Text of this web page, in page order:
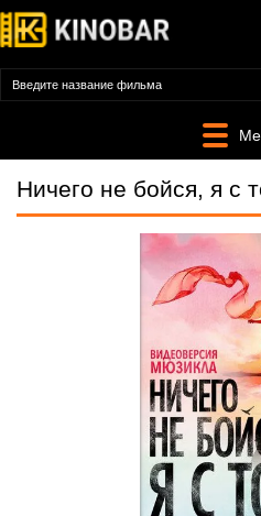
Ничего не бойся, я с